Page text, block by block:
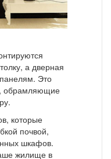
а дверная
Это
обрамляющие
которые
почвой,
шкафов.
жилище в